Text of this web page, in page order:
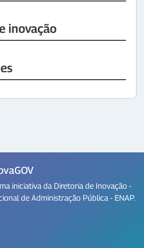
inovação
iniciativa da Diretoria de Inovação -
de Administração Pública - ENAP.